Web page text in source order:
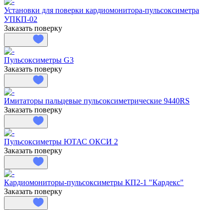
Установки для поверки кардиомонитора-пульсоксиметра
УПКП-02
Заказать поверку
Пульсоксиметры G3
Заказать поверку
Имитаторы пальцевые пульсоксиметрические 9440RS
Заказать поверку
Пульсоксиметры ЮТАС ОКСИ 2
Заказать поверку
Кардиомониторы-пульсоксиметры КП2-1 "Кардекс"
Заказать поверку